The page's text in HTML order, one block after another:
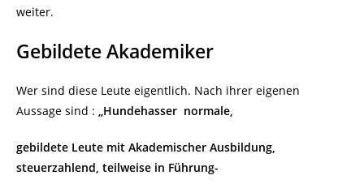
weiter.
Gebildete Akademiker
Wer sind diese Leute eigentlich. Nach ihrer eigenen
Aussage sind : „Hundehasser normale,
gebildete Leute mit Akademischer Ausbildung,
steuerzahlend, teilweise in Führung-